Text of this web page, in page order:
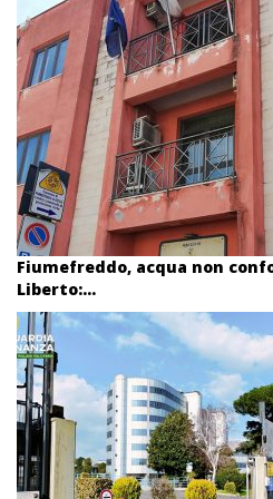
Fiumefreddo, acqua non
Liberto:...